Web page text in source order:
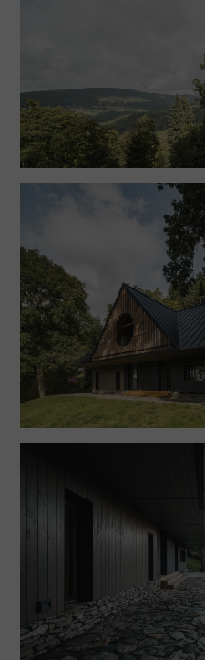
schodiště. Toalety
proměnily v saunu se
objem chalupy je
zázemí pro vše, co se na
prádelna, vybavení pro
technická místnost a
jednom. Podkrovní
podstřešních prostor
soukromí jednotlivým
štítech nabízejí výhledy
Technické vybavení
na umístění chalupy.
demonstrativní
možná nejjednodušší,
přes osamocenou pozici
na elektrickou
teplé vody se stará
geotermálním vrtem.
nedaleké studánky,
ve vlastní čističce